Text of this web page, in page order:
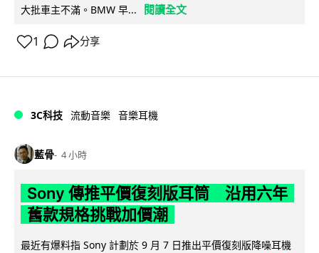
大批車主不滿。BMW 早... 閱讀全文
1 分享
3C科技 流動音樂 音樂耳機
藍骨 4 小時
Sony 傳推平價復刻版耳筒 沿用六年
舊款規格挑戰加價潮
最近有爆料指 Sony 計劃於 9 月 7 日推出平價復刻版降噪耳機